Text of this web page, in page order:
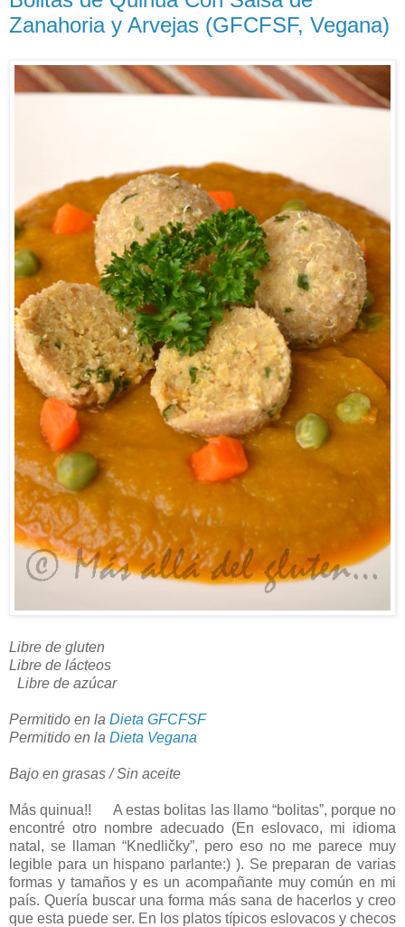
Zanahoria y Arvejas (GFCFSF, Vegana)
Libre de gluten
Libre de lácteos
Libre de azúcar
Permitido en la Dieta GFCFSF
Permitido en la Dieta Vegana
Bajo en grasas / Sin aceite
Más quinua!! A estas bolitas las llamo “bolitas”, porque no
encontré otro nombre adecuado (En eslovaco, mi idioma
natal, se llaman “Knedličky”, pero eso no me parece muy
legible para un hispano parlante:) ). Se preparan de varias
formas y tamaños y es un acompañante muy común en mi
país. Quería buscar una forma más sana de hacerlos y creo
que esta puede ser. En los platos típicos eslovacos y checos